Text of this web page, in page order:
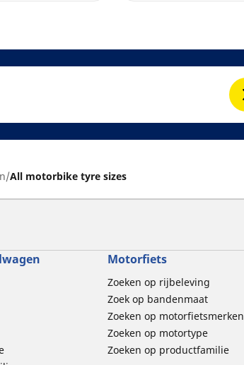
All motorbike tyre sizes
Motorfiets
Zoeken op rijbeleving
Zoek op bandenmaat
Zoeken op motorfietsmerken
Zoeken op motortype
Zoeken op productfamilie